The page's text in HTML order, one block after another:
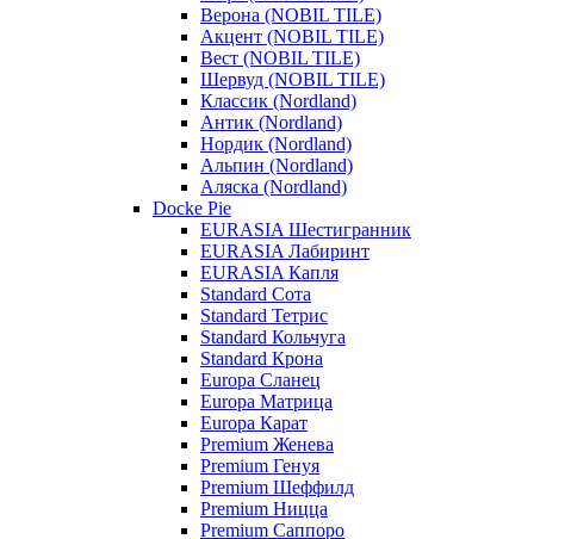
Верона (NOBIL TILE)
Акцент (NOBIL TILE)
Вест (NOBIL TILE)
Шервуд (NOBIL TILE)
Классик (Nordland)
Антик (Nordland)
Нордик (Nordland)
Альпин (Nordland)
Аляска (Nordland)
Docke Pie
EURASIA Шестигранник
EURASIA Лабиринт
EURASIA Капля
Standard Сота
Standard Тетрис
Standard Кольчуга
Standard Крона
Europa Сланец
Europa Матрица
Europa Карат
Premium Женева
Premium Генуя
Premium Шеффилд
Premium Ницца
Premium Саппоро